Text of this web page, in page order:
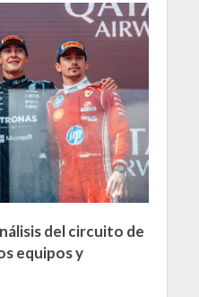
del circuito de
equipos y